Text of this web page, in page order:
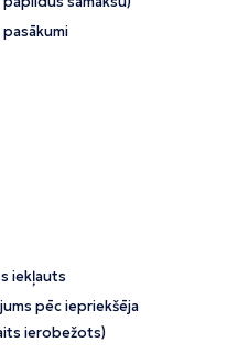
iekļauts
pēc iepriekšēja
ierobežots)